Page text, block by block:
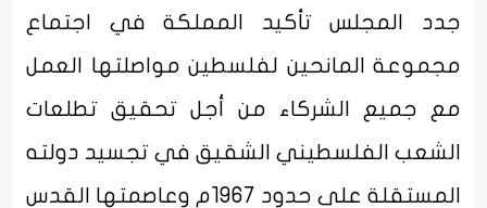
جدد المجلس تأكيد المملكة في اجتماع
مجموعة المانحين لفلسطين مواصلتها العمل
مع جميع الشركاء من أجل تحقيق تطلعات
الشعب الفلسطيني الشقيق في تجسيد دولته
المستقلة على حدود 1967م وعاصمتها القدس